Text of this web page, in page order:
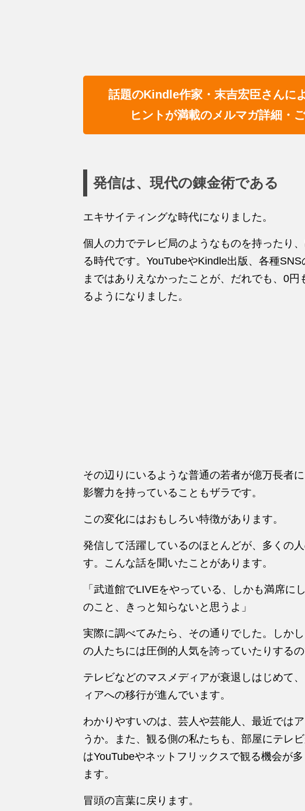
話題のKindle作家・末吉宏臣さんに
ヒントが満載のメルマガ詳細・
発信は、現代の錬金術である
エキサイティングな時代になりました。
個人の力でテレビ局のようなものを持ったり
る時代です。YouTubeやKindle出版、各種
まではありえなかったことが、だれでも、0
るようになりました。
その辺りにいるような普通の若者が億万長者
影響力を持っていることもザラです。
この変化にはおもしろい特徴があります。
発信して活躍しているのほとんどが、多くの
す。こんな話を聞いたことがあります。
「武道館でLIVEをやっている、しかも満席に
のこと、きっと知らないと思うよ」
実際に調べてみたら、その通りでした。しか
の人たちには圧倒的人気を誇っていたりするの
テレビなどのマスメディアが衰退しはじめて
ィアへの移行が進んでいます。
わかりやすいのは、芸人や芸能人、最近では
うか。また、観る側の私たちも、部屋にテレ
はYouTubeやネットフリックスで観る機会が
ます。
冒頭の言葉に戻ります。